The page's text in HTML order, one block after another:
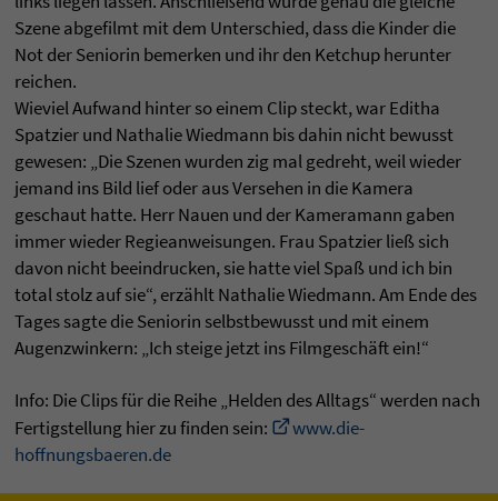
Szene abgefilmt mit dem Unterschied, dass die Kinder die
Not der Seniorin bemerken und ihr den Ketchup herunter
reichen.
Wieviel Aufwand hinter so einem Clip steckt, war Editha
Spatzier und Nathalie Wiedmann bis dahin nicht bewusst
gewesen: „Die Szenen wurden zig mal gedreht, weil wieder
jemand ins Bild lief oder aus Versehen in die Kamera
geschaut hatte. Herr Nauen und der Kameramann gaben
immer wieder Regieanweisungen. Frau Spatzier ließ sich
davon nicht beeindrucken, sie hatte viel Spaß und ich bin
total stolz auf sie“, erzählt Nathalie Wiedmann. Am Ende des
Tages sagte die Seniorin selbstbewusst und mit einem
Augenzwinkern: „Ich steige jetzt ins Filmgeschäft ein!“
Info: Die Clips für die Reihe „Helden des Alltags“ werden nach
Fertigstellung hier zu finden sein:
www.die-
hoffnungsbaeren.de